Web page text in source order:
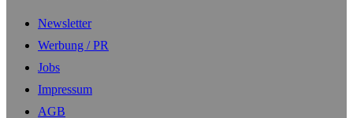
Newsletter
Werbung / PR
Jobs
Impressum
AGB